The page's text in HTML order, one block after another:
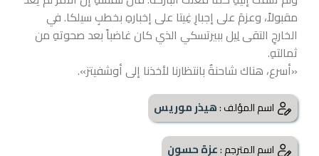
مقبولاً، وعزمَ على إجبارِ غِيتا على إخبارهِ بخطبِ سيلكا. في
الخارجِ التقى لِيل ببيرتسكي الذي كان غاضباً بعد صحوتهِ من
ثمالتهِ.
«أسرع، هناك شاحنةٌ بانتظارنا لأخذنا إلى أوشفيتز».
اسم المؤلف :هيذر موريس
اسم المترجم :عزة حسون